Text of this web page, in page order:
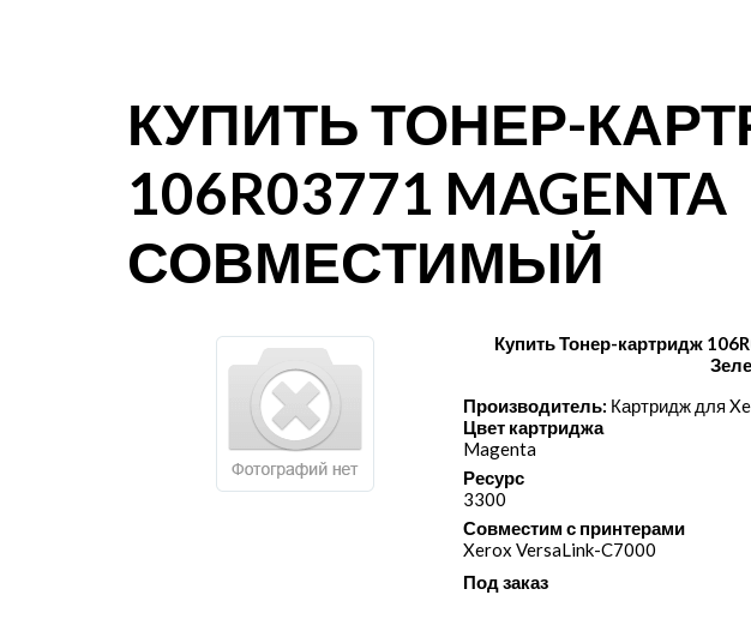
КУПИТЬ ТОНЕР-
106R03771 MAGENTA
СОВМЕСТИМЫЙ
Купить Тонер-картридж
Производитель: Картридж для
Цвет картриджа
Magenta
Ресурс
3300
Совместим с принтерами
Xerox VersaLink-C7000
Под заказ